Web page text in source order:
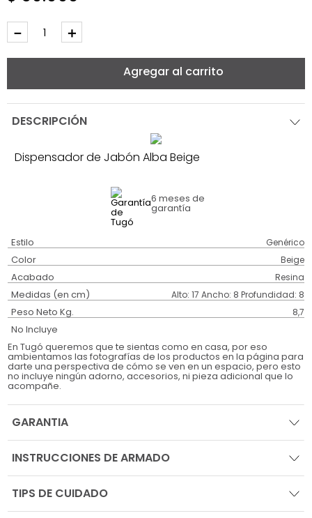
＋
－
Agregar al carrito
DESCRIPCIÓN
Dispensador de Jabón Alba Beige
6 meses de
garantía
Estilo Genérico
Color Beige
Acabado Resina
Medidas (en cm) Alto: 17 Ancho: 8 Profundidad: 8
Peso Neto Kg. 8,7
No Incluye
En Tugó queremos que te sientas como en casa, por eso
ambientamos las fotografías de los productos en la página para
darte una perspectiva de cómo se ven en un espacio, pero esto
no incluye ningún adorno, accesorios, ni pieza adicional que lo
acompañe.
GARANTIA
INSTRUCCIONES DE ARMADO
TIPS DE CUIDADO